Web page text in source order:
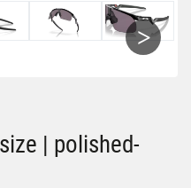
| polished-